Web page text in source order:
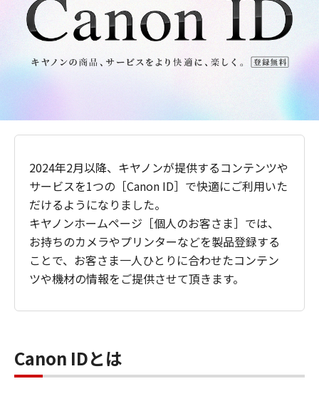
2024年2月以降、キヤノンが提供するコンテンツや
サービスを1つの［Canon ID］で快適にご利用いた
だけるようになりました。
キヤノンホームページ［個人のお客さま］では、
お持ちのカメラやプリンターなどを製品登録する
ことで、お客さま一人ひとりに合わせたコンテン
ツや機材の情報をご提供させて頂きます。
Canon IDとは